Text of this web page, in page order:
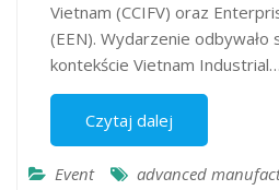
Vietnam (CCIFV) oraz
(EEN). Wydarzenie odbywało
kontekście Vietnam Industrial…
Czytaj dalej
Event advanced